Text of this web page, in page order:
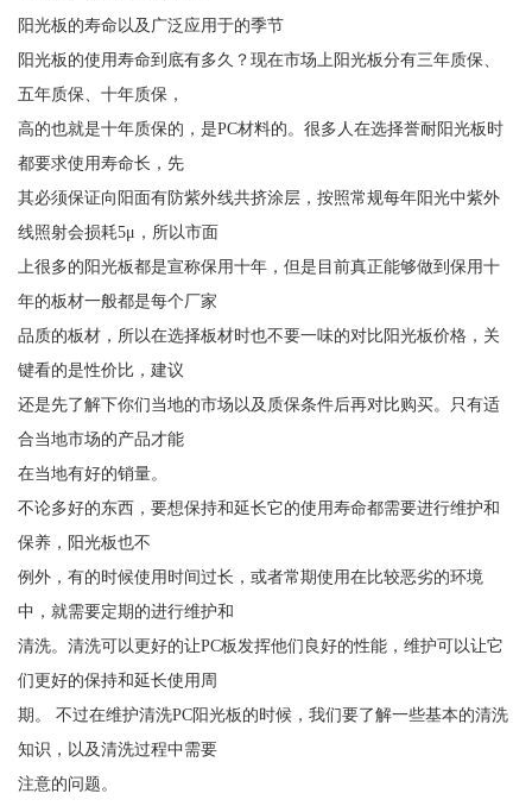
阳光板的寿命以及广泛应用于的季节
阳光板的使用寿命到底有多久？现在市场上阳光板分有三年质保、
五年质保、十年质保，
高的也就是十年质保的，是PC材料的。很多人在选择誉耐阳光板时
都要求使用寿命长，先
其必须保证向阳面有防紫外线共挤涂层，按照常规每年阳光中紫外
线照射会损耗5μ，所以市面
上很多的阳光板都是宣称保用十年，但是目前真正能够做到保用十
年的板材一般都是每个厂家
品质的板材，所以在选择板材时也不要一味的对比阳光板价格，关
键看的是性价比，建议
还是先了解下你们当地的市场以及质保条件后再对比购买。只有适
合当地市场的产品才能
在当地有好的销量。
不论多好的东西，要想保持和延长它的使用寿命都需要进行维护和
保养，阳光板也不
例外，有的时候使用时间过长，或者常期使用在比较恶劣的环境
中，就需要定期的进行维护和
清洗。清洗可以更好的让PC板发挥他们良好的性能，维护可以让它
们更好的保持和延长使用周
期。 不过在维护清洗PC阳光板的时候，我们要了解一些基本的清洗
知识，以及清洗过程中需要
注意的问题。